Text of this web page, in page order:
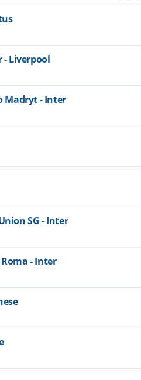
- Liverpool
Madryt - Inter
SG - Inter
- Inter